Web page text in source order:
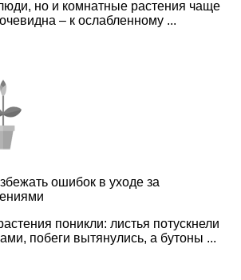
но и комнатные растения чаще
– к ослабленному ...
ошибок в уходе за
поникли: листья потускнели
побеги вытянулись, а бутоны ...